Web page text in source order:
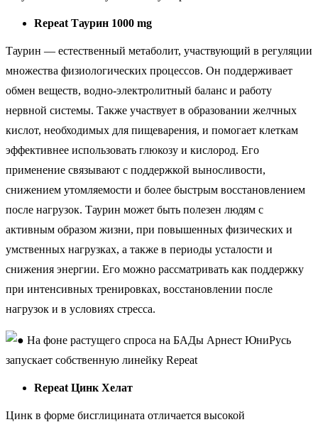
Repeat Таурин 1000 mg
Таурин — естественный метаболит, участвующий в регуляции
множества физиологических процессов. Он поддерживает
обмен веществ, водно-электролитный баланс и работу
нервной системы. Также участвует в образовании желчных
кислот, необходимых для пищеварения, и помогает клеткам
эффективнее использовать глюкозу и кислород. Его
применение связывают с поддержкой выносливости,
снижением утомляемости и более быстрым восстановлением
после нагрузок. Таурин может быть полезен людям с
активным образом жизни, при повышенных физических и
умственных нагрузках, а также в периоды усталости и
снижения энергии. Его можно рассматривать как поддержку
при интенсивных тренировках, восстановлении после
нагрузок и в условиях стресса.
Repeat Цинк Хелат
Цинк в форме бисглицината отличается высокой